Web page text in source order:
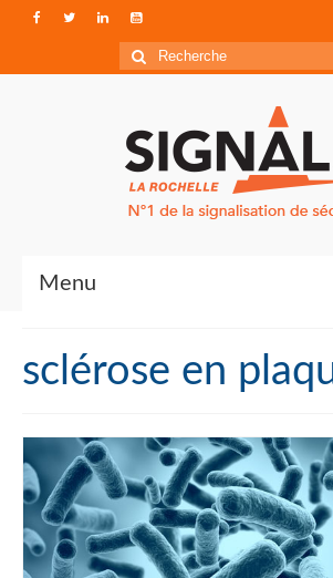
Rechercher
:
Menu
Qui sommes-nous ?
Accéder à Signals
sclérose en